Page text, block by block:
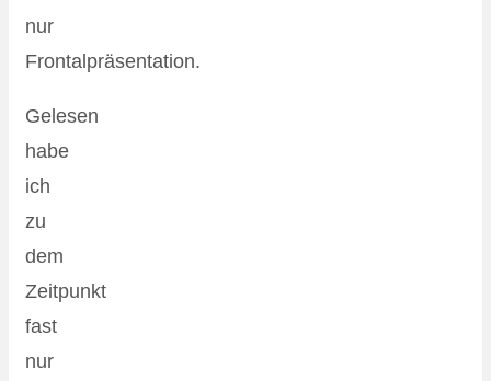
nur
Frontalpräsentation.
Gelesen
habe
ich
zu
dem
Zeitpunkt
fast
nur